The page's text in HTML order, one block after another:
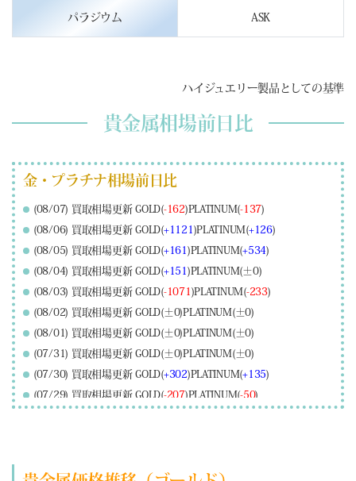
パラジウム ASK
ハイジュエリー製品としての基準
貴金属相場前日比
金・プラチナ相場前日比
(08/07) 買取相場更新 GOLD(-162)PLATINUM(-137)
(08/06) 買取相場更新 GOLD(+1121 )PLATINUM(+126)
(08/05) 買取相場更新 GOLD(+161 )PLATINUM(+534)
(08/04) 買取相場更新 GOLD(+151 )PLATINUM(±0)
(08/03) 買取相場更新 GOLD(-1071 )PLATINUM(-233)
(08/02) 買取相場更新 GOLD(±0)PLATINUM(±0)
(08/01) 買取相場更新 GOLD(±0)PLATINUM(±0)
(07/31) 買取相場更新 GOLD(±0)PLATINUM(±0)
(07/30) 買取相場更新 GOLD(+302)PLATINUM(+135)
(07/29) 買取相場更新 GOLD(-207)PLATINUM(-50)
(07/25) 買取相場更新 GOLD(±0)PLATINUM(±0)